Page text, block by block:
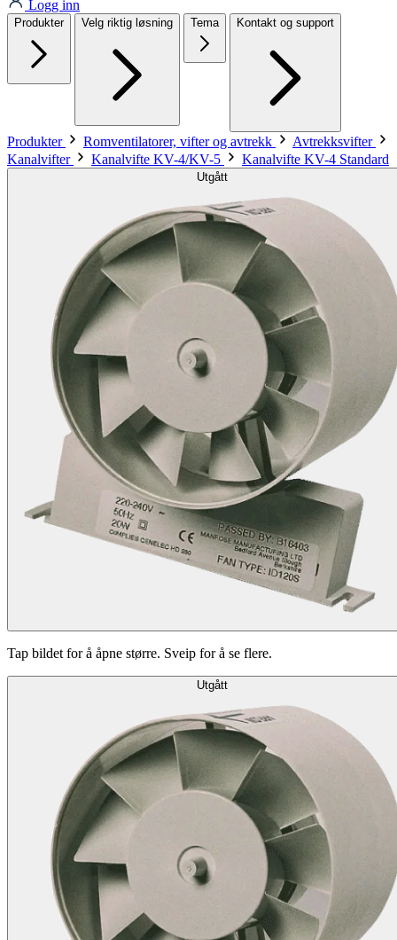
Logg inn
Produkter Velg riktig løsning Tema Kontakt og support
Produkter Romventilatorer, vifter og avtrekk
Avtrekksvifter
Kanalvifter
Kanalvifte KV-4/KV-5 Kanalvifte KV-4 Standard
Utgått
Tap bildet for å åpne større. Sveip for å se flere.
Utgått